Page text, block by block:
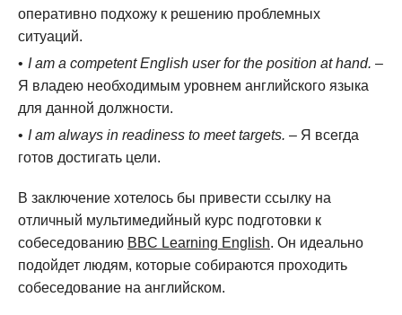
оперативно подхожу к решению проблемных
ситуаций.
I am a competent English user for the position at hand. –
Я владею необходимым уровнем английского языка
для данной должности.
I am always in readiness to meet targets. – Я всегда
готов достигать цели.
В заключение хотелось бы привести ссылку на
отличный мультимедийный курс подготовки к
собеседованию BBC Learning English. Он идеально
подойдет людям, которые собираются проходить
собеседование на английском.